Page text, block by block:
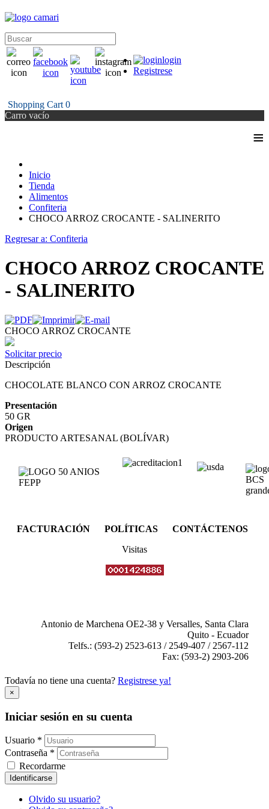
login
Registrese
Shopping Cart 0
Carro vacío
≡
Inicio
Tienda
Alimentos
Confiteria
CHOCO ARROZ CROCANTE - SALINERITO
Regresar a: Confiteria
CHOCO ARROZ CROCANTE
- SALINERITO
CHOCO ARROZ CROCANTE
Solicitar precio
Descripción
CHOCOLATE BLANCO CON ARROZ CROCANTE
Presentación
50 GR
Origen
PRODUCTO ARTESANAL (BOLÍVAR)
FACTURACIÓN POLÍTICAS CONTÁCTENOS
Visitas
Antonio de Marchena OE2-38 y Versalles, Santa Clara
Quito - Ecuador
Telfs.: (593-2) 2523-613 / 2549-407 / 2567-112
Fax: (593-2) 2903-206
Todavía no tiene una cuenta? Registrese ya!
×
Iniciar sesión en su cuenta
Usuario *
Contraseña *
Recordarme
Identificarse
Olvido su usuario?